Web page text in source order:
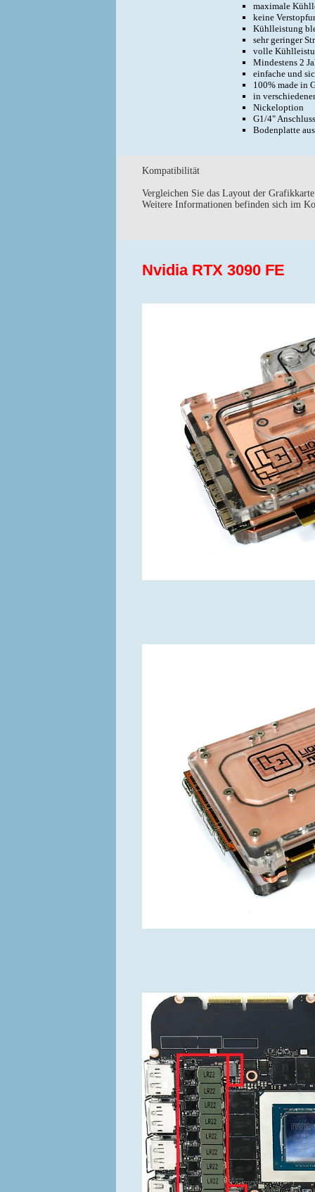
maximale
keine
Kühlleistung
sehr geringer
volle
Mindestens 2
einfache und
100% made in
in
Nickeloption
G1/4"
Bodenplatte
Kompatibilität
Vergleichen Sie das Layout der
Weitere Informationen befinden sich im
Nvidia RTX 3090 FE